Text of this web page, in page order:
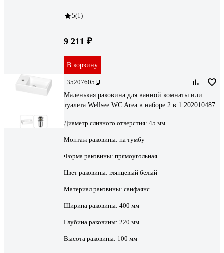
5(1)
9 211 ₽
В корзину
35207605
Маленькая раковина для ванной комнаты или
туалета Wellsee WC Area в наборе 2 в 1 202010487
Диаметр сливного отверстия: 45 мм
Монтаж раковины: на тумбу
Форма раковины: прямоугольная
Цвет раковины: глянцевый белый
Материал раковины: санфаянс
Ширина раковины: 400 мм
Глубина раковины: 220 мм
Высота раковины: 100 мм